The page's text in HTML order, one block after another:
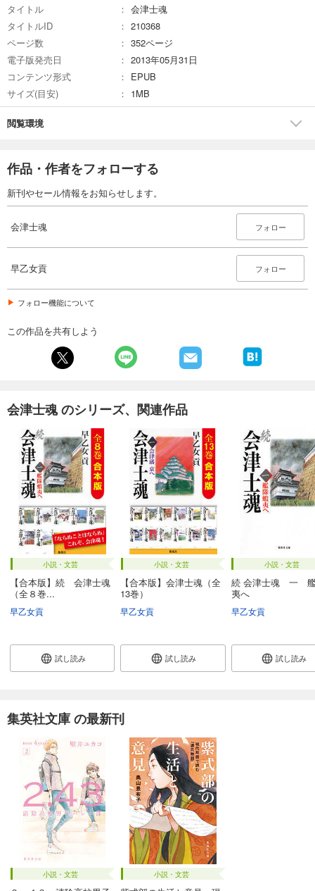
タイトル
会津士魂
タイトルID
210368
ページ数
352ページ
電子版発売日
2013年05月31日
コンテンツ形式
EPUB
サイズ(目安)
1MB
閲覧環境
作品・作者をフォローする
新刊やセール情報をお知らせします。
会津士魂 フォロー
早乙女貢 フォロー
フォロー機能について
この作品を共有しよう
会津士魂 のシリーズ、関連作品
小説・文芸
【合本版】続 会津士魂
（全８巻...
早乙女貢
試し読み
小説・文芸
【合本版】会津士魂（全
13巻）
早乙女貢
試し読み
小説・文芸
続 会津士魂 一
夷へ
早乙女貢
試し読み
集英社文庫 の最新刊
小説・文芸 小説・文芸